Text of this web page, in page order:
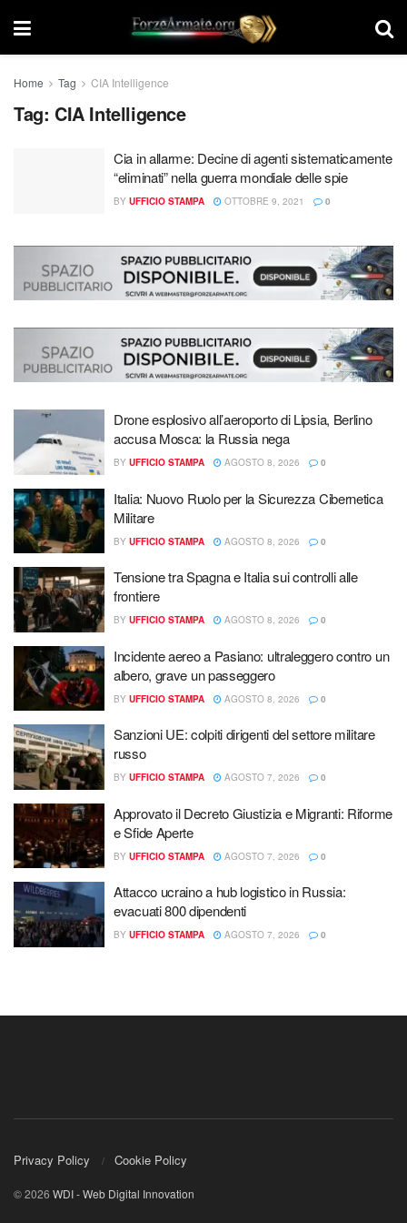
Home Tag CIA Intelligence
Tag: CIA Intelligence
Cia in allarme: Decine di agenti sistematicamente
“eliminati” nella guerra mondiale delle spie
BY UFFICIO STAMPA OTTOBRE 9, 2021 0
Drone esplosivo all’aeroporto di Lipsia, Berlino
accusa Mosca: la Russia nega
BY UFFICIO STAMPA AGOSTO 8, 2026 0
Italia: Nuovo Ruolo per la Sicurezza Cibernetica
Militare
BY UFFICIO STAMPA AGOSTO 8, 2026 0
Tensione tra Spagna e Italia sui controlli alle
frontiere
BY UFFICIO STAMPA AGOSTO 8, 2026 0
Incidente aereo a Pasiano: ultraleggero contro un
albero, grave un passeggero
BY UFFICIO STAMPA AGOSTO 8, 2026 0
Sanzioni UE: colpiti dirigenti del settore militare
russo
BY UFFICIO STAMPA AGOSTO 7, 2026 0
Approvato il Decreto Giustizia e Migranti: Riforme
e Sfide Aperte
BY UFFICIO STAMPA AGOSTO 7, 2026 0
Attacco ucraino a hub logistico in Russia:
evacuati 800 dipendenti
BY UFFICIO STAMPA AGOSTO 7, 2026 0
Privacy Policy Cookie Policy
© 2026 WDI - Web Digital Innovation